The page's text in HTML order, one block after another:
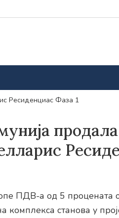
Ресиденциас Фаза 1
ПДВ-а од 5 процената
комплекса станова у